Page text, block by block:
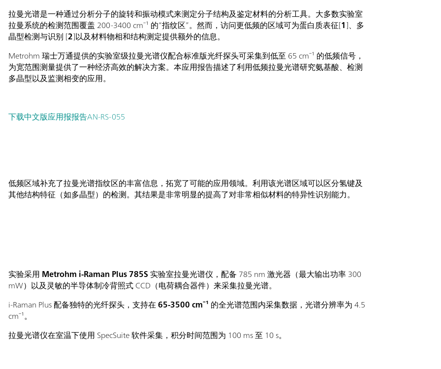
拉曼光谱是一种通过分析分子的旋转和振动模式来测定分子结构及鉴定材料的分析工具。大多数实验室
拉曼系统的检测范围覆盖 200-3400 cm⁻¹ 的“指纹区”。然而，访问更低频的区域可为蛋白质表征[1]、多
晶型检测与识别 [2]以及材料物相和结构测定提供额外的信息。
Metrohm 瑞士万通提供的实验室级拉曼光谱仪配合标准版光纤探头可采集到低至 65 cm⁻¹ 的低频信号，
为宽范围测量提供了一种经济高效的解决方案。本应用报告描述了利用低频拉曼光谱研究氨基酸、检测
多晶型以及监测相变的应用。
下载中文版应用报报告AN-RS-055
低频区域补充了拉曼光谱指纹区的丰富信息，拓宽了可能的应用领域。利用该光谱区域可以区分氢键及
其他结构特征（如多晶型）的检测。其结果是非常明显的提高了对非常相似材料的特异性识别能力。
实验采用 Metrohm i-Raman Plus 785S ​ 实验室拉曼光谱仪，配备 785 nm 激光器（最大输出功率 300
mW）以及灵敏的半导体制冷背照式 CCD（电荷耦合器件）来采集拉曼光谱。
i-Raman Plus 配备独特的光纤探头，支持在65-3500 cm⁻¹ ​ 的全光谱范围内采集数据，光谱分辨率为 4.5
cm⁻¹。
拉曼光谱仪在室温下使用 SpecSuite 软件采集，积分时间范围为 100 ms 至 10 s。